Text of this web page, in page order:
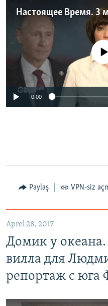
Настоящее Время. 3
No media
0:00
Paylaş VPN-siz
Aprel 28, 2017
Домик у
вилла для
репортаж с юга